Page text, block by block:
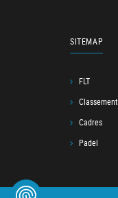
SITEMAP
FLT
Classement
Cadres
Padel